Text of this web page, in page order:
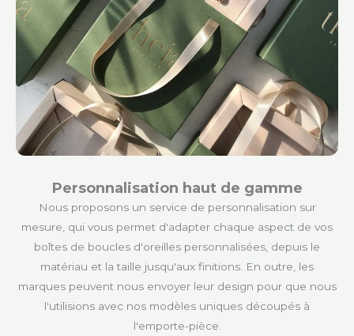
Personnalisation haut de gamme
Nous proposons un service de personnalisation sur
mesure, qui vous permet d'adapter chaque aspect de vos
boîtes de boucles d'oreilles personnalisées, depuis le
matériau et la taille jusqu'aux finitions. En outre, les
marques peuvent nous envoyer leur design pour que nous
l'utilisions avec nos modèles uniques découpés à
l'emporte-pièce.